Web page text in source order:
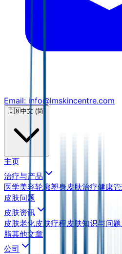
Email: info@lmskincentre.com
🇨🇳中文 (简)
主页
治疗与产品
医学美容轮廓塑身皮肤治疗健康
皮肤问题
皮肤资讯
皮肤老化皮肤疗程皮肤知识与问题
脂其他文章
公司